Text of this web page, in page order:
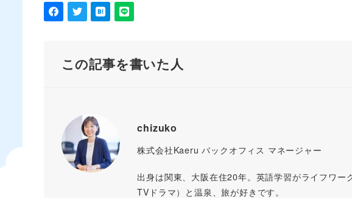
この記事を書いた人
chizuko
株式会社Kaeru バックオフィス マネージャー
出身は関東、大阪在住20年。英語学習がライフワー
TVドラマ）と温泉、旅が好きです。